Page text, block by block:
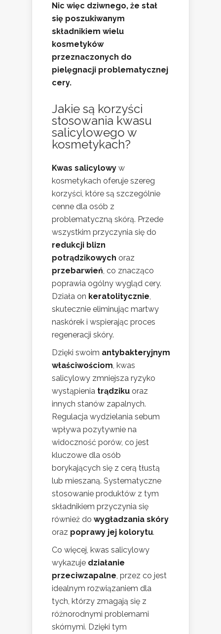
Nic więc dziwnego, że stał
się poszukiwanym
składnikiem wielu
kosmetyków
przeznaczonych do
pielęgnacji problematycznej
cery.
Jakie są korzyści
stosowania kwasu
salicylowego w
kosmetykach?
Kwas salicylowy w
kosmetykach oferuje szereg
korzyści, które są szczególnie
cenne dla osób z
problematyczną skórą. Przede
wszystkim przyczynia się do
redukcji blizn
potrądzikowych oraz
przebarwień , co znacząco
poprawia ogólny wygląd cery.
Działa on keratolitycznie
skutecznie eliminując martwy
naskórek i wspierając proces
regeneracji skóry.
Dzięki swoim antybakteryjnym
właściwościom , kwas
salicylowy zmniejsza ryzyko
wystąpienia trądziku oraz
innych stanów zapalnych.
Regulacja wydzielania sebum
wpływa pozytywnie na
widoczność porów, co jest
kluczowe dla osób
borykających się z cerą tłustą
lub mieszaną. Systematyczne
stosowanie produktów z tym
składnikiem przyczynia się
również do wygładzania skóry
oraz poprawy jej kolorytu.
Co więcej, kwas salicylowy
wykazuje działanie
przeciwzapalne , przez co jest
idealnym rozwiązaniem dla
tych, którzy zmagają się z
różnorodnymi problemami
skórnymi. Dzięki tym